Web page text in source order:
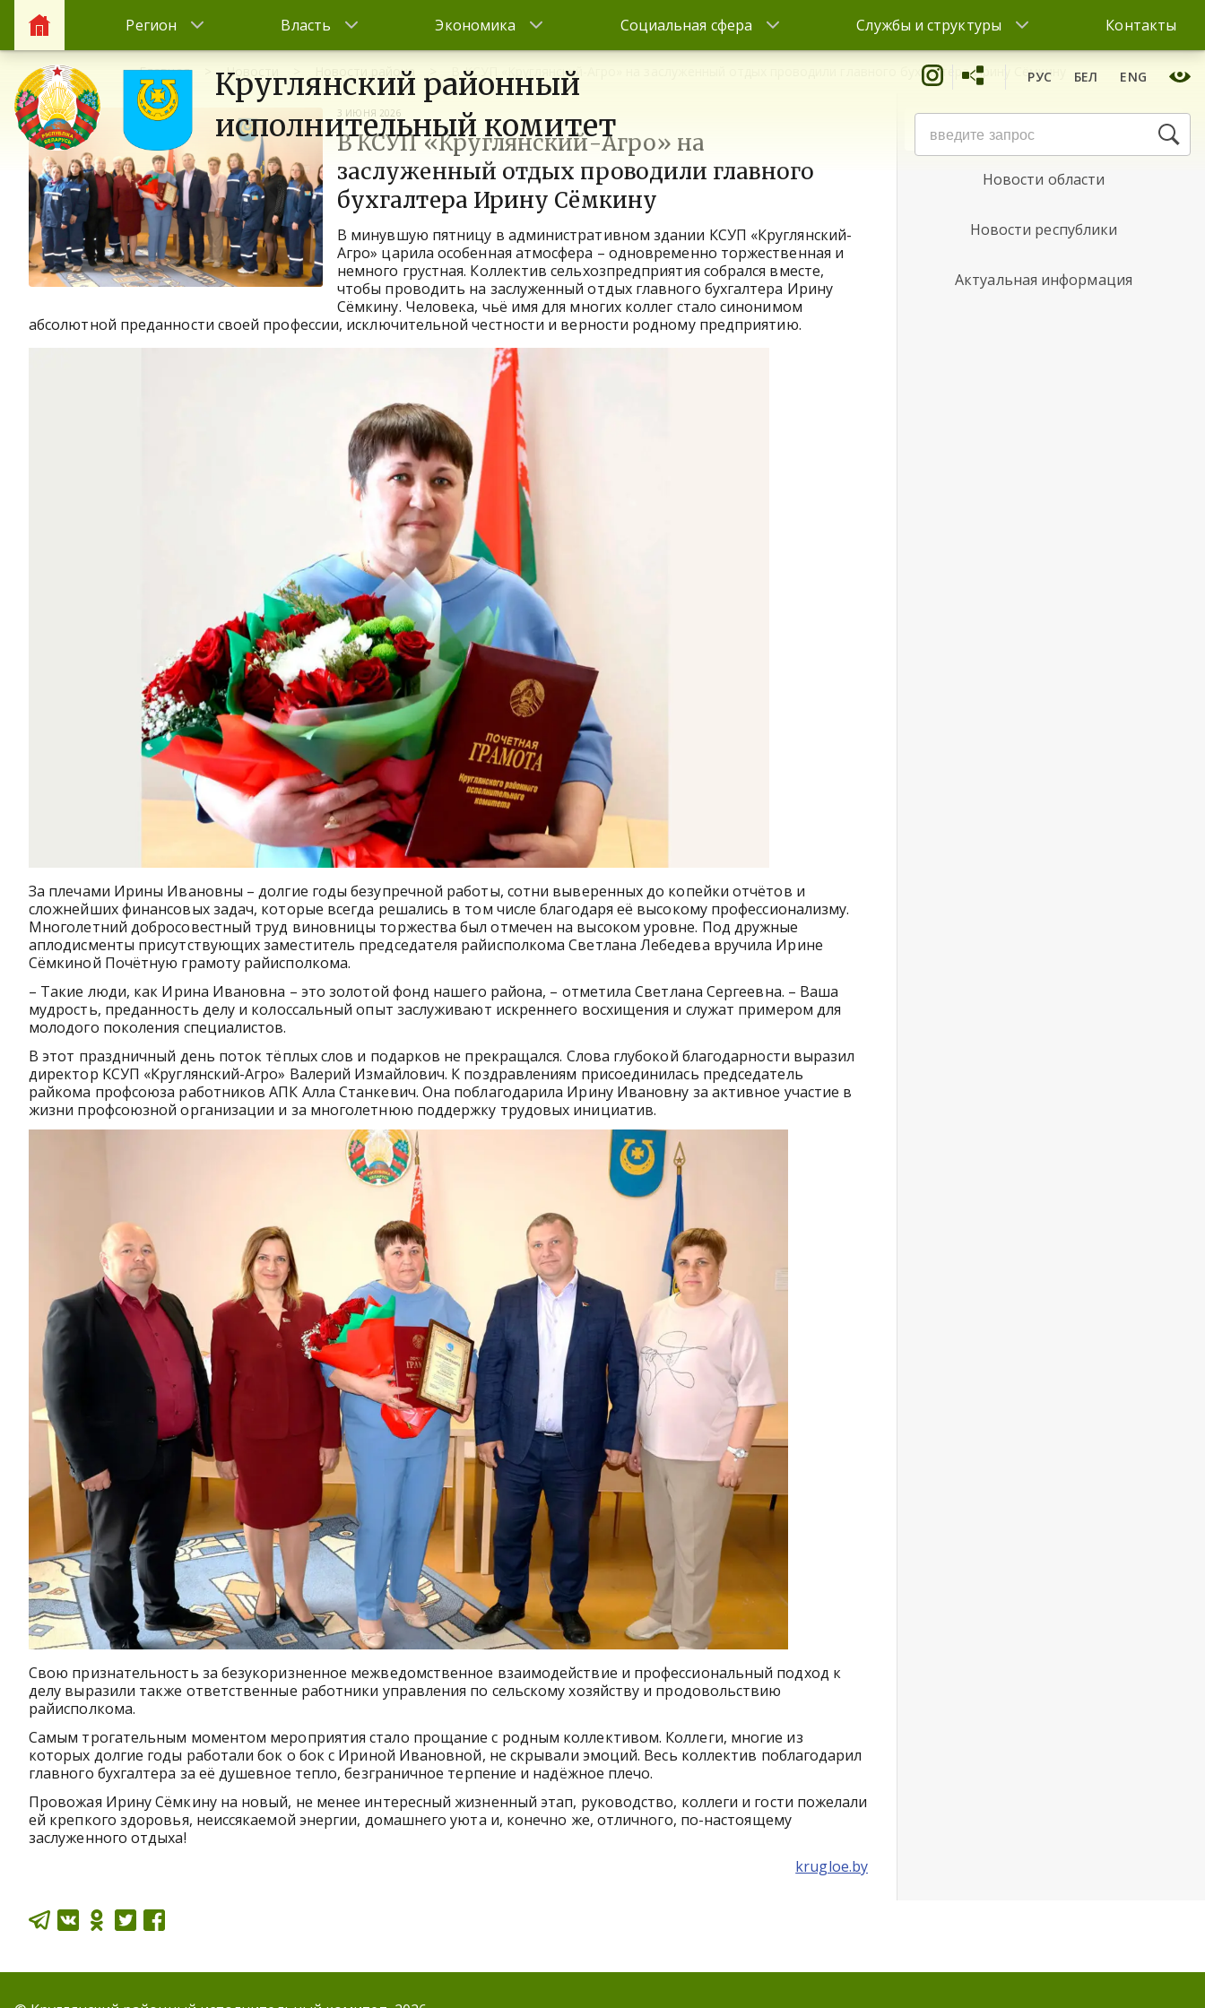
Регион Власть Экономика Социальная сфера Службы и структуры Контакты
Круглянский районный
исполнительный комитет
РУС БЕЛ ENG
Главная Новости Новости района В КСУП «Круглянский-Агро» на заслуженный отдых проводили главного бухгалтера Ирину Сёмкину
3 ИЮНЯ 2026
В КСУП «Круглянский-Агро» на
заслуженный отдых проводили главного
бухгалтера Ирину Сёмкину
В минувшую пятницу в административном здании КСУП «Круглянский-
Агро» царила особенная атмосфера – одновременно торжественная и
немного грустная. Коллектив сельхозпредприятия собрался вместе,
чтобы проводить на заслуженный отдых главного бухгалтера Ирину
Сёмкину. Человека, чьё имя для многих коллег стало синонимом
абсолютной преданности своей профессии, исключительной честности и верности родному предприятию.
За плечами Ирины Ивановны – долгие годы безупречной работы, сотни выверенных до копейки отчётов и
сложнейших финансовых задач, которые всегда решались в том числе благодаря её высокому профессионализму.
Многолетний добросовестный труд виновницы торжества был отмечен на высоком уровне. Под дружные
аплодисменты присутствующих заместитель председателя райисполкома Светлана Лебедева вручила Ирине
Сёмкиной Почётную грамоту райисполкома.
– Такие люди, как Ирина Ивановна – это золотой фонд нашего района, – отметила Светлана Сергеевна. – Ваша
мудрость, преданность делу и колоссальный опыт заслуживают искреннего восхищения и служат примером для
молодого поколения специалистов.
В этот праздничный день поток тёплых слов и подарков не прекращался. Слова глубокой благодарности выразил
директор КСУП «Круглянский-Агро» Валерий Измайлович. К поздравлениям присоединилась председатель
райкома профсоюза работников АПК Алла Станкевич. Она поблагодарила Ирину Ивановну за активное участие в
жизни профсоюзной организации и за многолетнюю поддержку трудовых инициатив.
Свою признательность за безукоризненное межведомственное взаимодействие и профессиональный подход к
делу выразили также ответственные работники управления по сельскому хозяйству и продовольствию
райисполкома.
Самым трогательным моментом мероприятия стало прощание с родным коллективом. Коллеги, многие из
которых долгие годы работали бок о бок с Ириной Ивановной, не скрывали эмоций. Весь коллектив поблагодарил
главного бухгалтера за её душевное тепло, безграничное терпение и надёжное плечо.
Провожая Ирину Сёмкину на новый, не менее интересный жизненный этап, руководство, коллеги и гости пожелали
ей крепкого здоровья, неиссякаемой энергии, домашнего уюта и, конечно же, отличного, по-настоящему
заслуженного отдыха!
krugloe.by
Новости района
Новости области
Новости республики
Актуальная информация